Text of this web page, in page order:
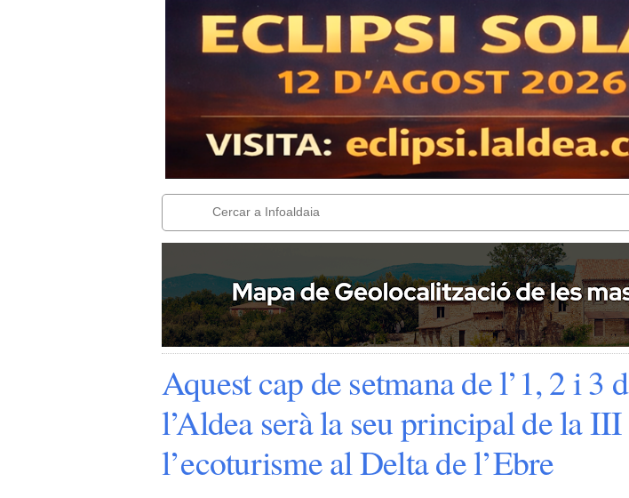
Aquest cap de setmana de l’1, 2 i 3
l’Aldea serà la seu principal de la III
l’ecoturisme al Delta de l’Ebre